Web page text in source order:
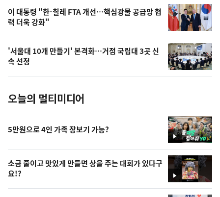
오
늘
의
사
진
이 대통령 "한-칠레 FTA 개선…핵심광물 공급망 협
력 더욱 강화"
'서울대 10개 만들기' 본격화…거점 국립대 3곳 신
속 선정
오늘의 멀티미디어
영
상
5만원으로 4인 가족 장보기 가능?
영
상
소금 줄이고 맛있게 만들면 상을 주는 대회가 있다구
요!?